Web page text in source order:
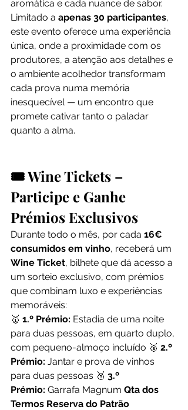
aromática e cada nuance de sabor.
Limitado a apenas 30 participantes,
este evento oferece uma experiência
única, onde a proximidade com os
produtores, a atenção aos detalhes e
o ambiente acolhedor transformam
cada prova numa memória
inesquecível — um encontro que
promete cativar tanto o paladar
quanto a alma.
🎟️ Wine Tickets –
Participe e Ganhe
Prémios Exclusivos
Durante todo o mês, por cada 16€
consumidos em vinho, receberá um
Wine Ticket, bilhete que dá acesso a
um sorteio exclusivo, com prémios
que combinam luxo e experiências
memoráveis:
🥇 1.º Prémio: Estadia de uma noite
para duas pessoas, em quarto duplo,
com pequeno-almoço incluído 🥈 2.º
Prémio: Jantar e prova de vinhos
para duas pessoas 🥉 3.º
Prémio: Garrafa Magnum Qta dos
Termos Reserva do Patrão